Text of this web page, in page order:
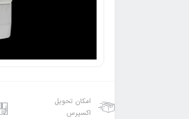
امکان تحویل
اکسپرس